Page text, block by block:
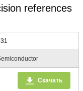
references
Скачать